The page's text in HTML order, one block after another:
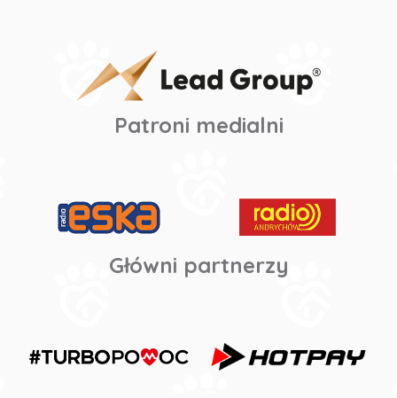
Patroni medialni
Główni partnerzy